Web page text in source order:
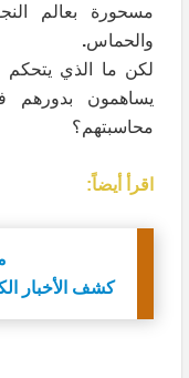
مسحورة بعالم
والحماس.
لكن ما الذي يتحكم
يساهمون بدورهم
محاسبتهم؟
اقرأ أيضاً:
كشف الأخبار